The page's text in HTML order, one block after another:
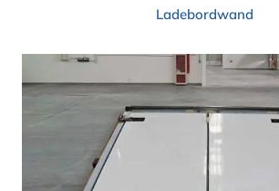
Ladebordwand